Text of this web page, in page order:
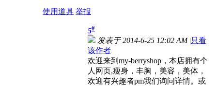
使用道具 举报
5#
发表于 2014-6-25 12:02 AM |只看
该作者
欢迎来到my-berryshop，本店拥有个
人网页,瘦身，丰胸，美容，美体，
欢迎有兴趣者pm我们询问详情。或